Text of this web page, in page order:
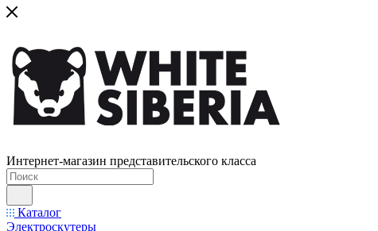
Интернет-магазин представительского класса
Каталог
Электроскутеры